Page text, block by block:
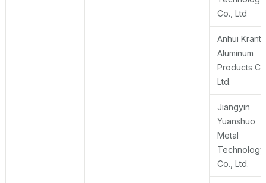
Co., Ltd
Anhui Krant
Aluminum
Products
Ltd.
Jiangyin
Yuanshuo
Metal
Technology
Co., Ltd.